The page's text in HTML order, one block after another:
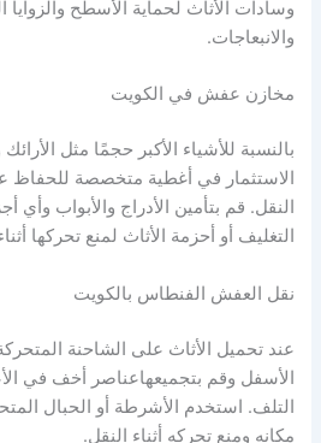
وسادات الأثاث لحماية الأسطح
والانبعاجات.
مخازن عفش في الكويت
بالنسبة للأشياء الأكبر حجمًا مثل
الاستثمار في أغطية متخصصة للحفاظ
النقل. قم بتأمين الأدراج والأبواب وأي
التغليف أو أحزمة الأثاث لمنع تحركها
نقل العفش الفنطاس بالكويت
عند تحميل الأثاث على الشاحنة
الأسفل وقم بتجميعهاعناصر أخف في
التلف. استخدم الأشرطة أو الحبال
مكانه ومنع تحركه أثناء النقل.